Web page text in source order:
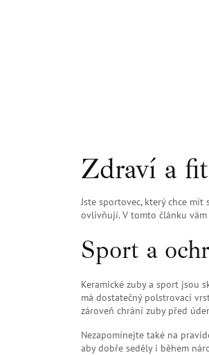
Zdraví a
Jste sportovec, který chce
ovlivňují. V tomto článku
Sport a
Keramické zuby a sport jsou
má dostatečný polstrovací
zároveň chrání zuby před
Nezapomínejte také na
aby dobře seděly i během